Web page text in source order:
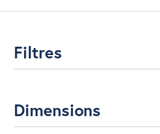
Filtres
Dimensions